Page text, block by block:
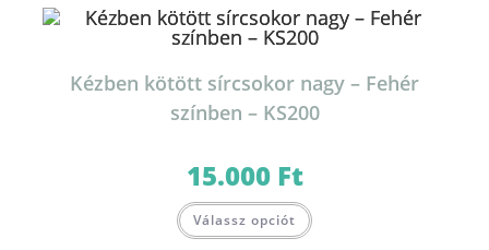
Kézben kötött sírcsokor nagy – Fehér
színben – KS200
15.000 Ft
Válassz opciót